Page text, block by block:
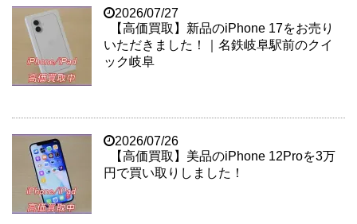
2026/07/27
【高価買取】新品のiPhone 17をお売り
いただきました！｜名鉄岐阜駅前のクイ
ック岐阜
2026/07/26
【高価買取】美品のiPhone 12Proを3万
円で買い取りしました！